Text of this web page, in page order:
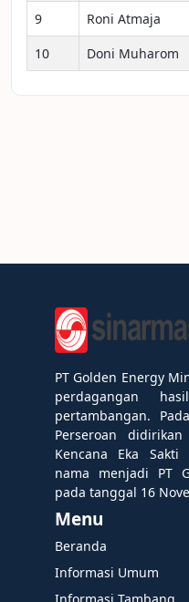
9
Roni Atmaja
10
Doni Muharom
PT Golden Energy
perdagangan
pertambangan.
Perseroan
Kencana Eka
nama menjadi PT
pada tanggal 16
Menu
Beranda
Informasi Umum